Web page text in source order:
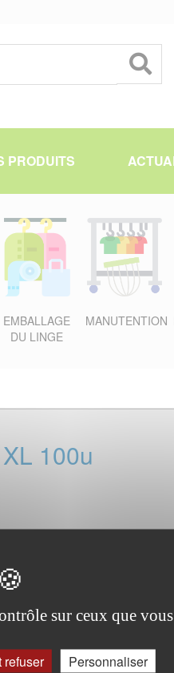
PRODUITS
EMBALLAGE
DU LINGE
MANUTENTION
100u
POUDRES
ambidextres conforme aux
unitaire des gants à l’air
455-1 : AQL 1.5
sur ceux que
refuser Personnaliser